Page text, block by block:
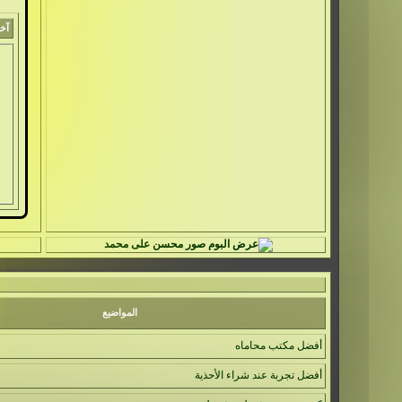
آخر
المواضيع
أفضل مكتب محاماه
أفضل تجربة عند شراء الأحذية